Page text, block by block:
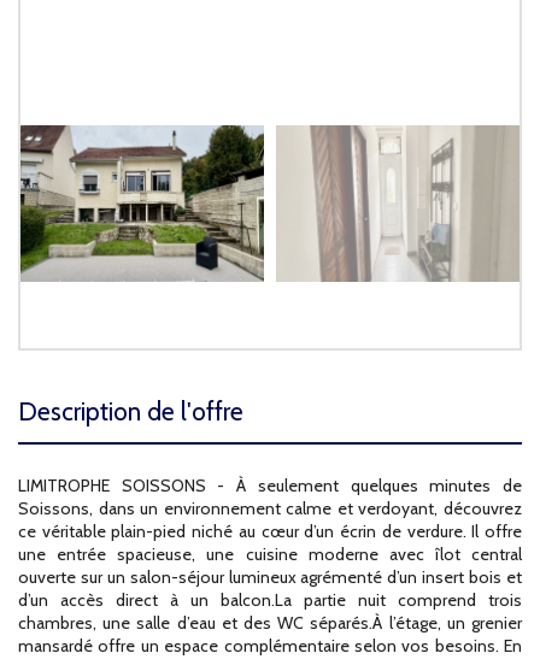
description de l'offre
LIMITROPHE SOISSONS - À seulement quelques minutes de
Soissons, dans un environnement calme et verdoyant, découvrez
ce véritable plain-pied niché au cœur d’un écrin de verdure. Il offre
une entrée spacieuse, une cuisine moderne avec îlot central
ouverte sur un salon-séjour lumineux agrémenté d’un insert bois et
d’un accès direct à un balcon.La partie nuit comprend trois
chambres, une salle d’eau et des WC séparés.À l’étage, un grenier
mansardé offre un espace complémentaire selon vos besoins. En